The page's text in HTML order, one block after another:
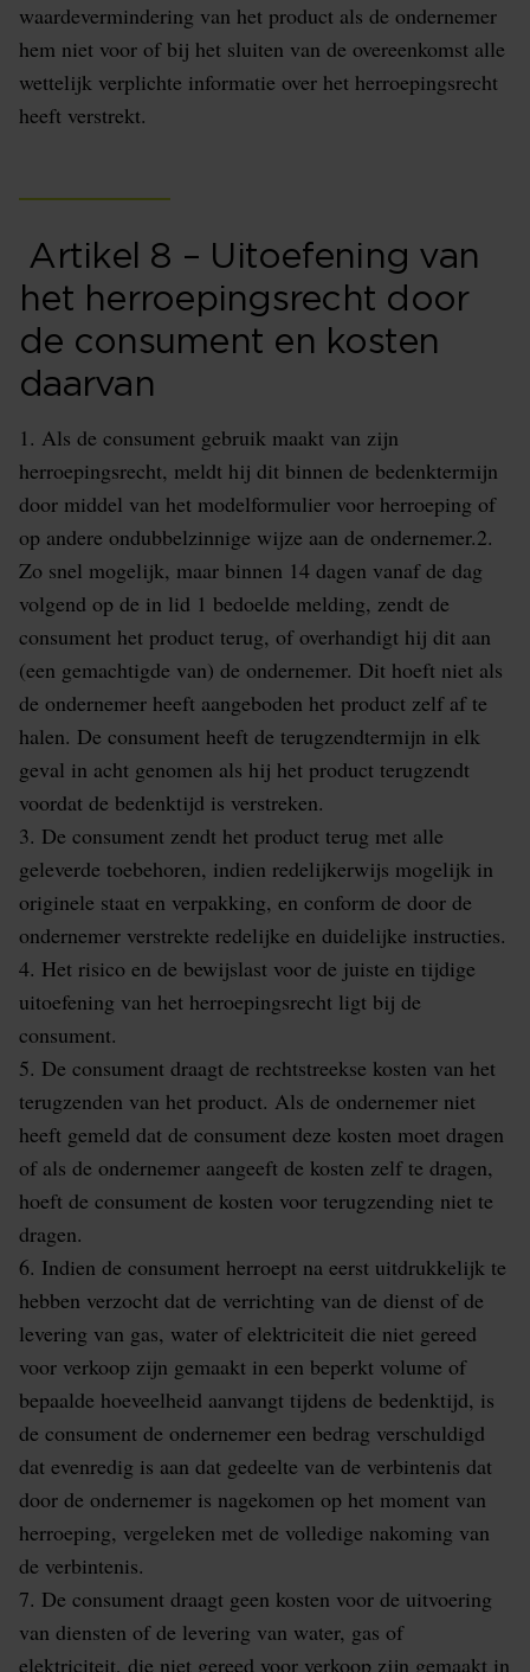
waardevermindering van het product als de ondernemer
hem niet voor of bij het sluiten van de overeenkomst alle
wettelijk verplichte informatie over het herroepingsrecht
heeft verstrekt.
Artikel 8 – Uitoefening van
het herroepingsrecht door
de consument en kosten
daarvan
1. Als de consument gebruik maakt van zijn
herroepingsrecht, meldt hij dit binnen de bedenktermijn
door middel van het modelformulier voor herroeping of
op andere ondubbelzinnige wijze aan de ondernemer.2.
Zo snel mogelijk, maar binnen 14 dagen vanaf de dag
volgend op de in lid 1 bedoelde melding, zendt de
consument het product terug, of overhandigt hij dit aan
(een gemachtigde van) de ondernemer. Dit hoeft niet als
de ondernemer heeft aangeboden het product zelf af te
halen. De consument heeft de terugzendtermijn in elk
geval in acht genomen als hij het product terugzendt
voordat de bedenktijd is verstreken.
3. De consument zendt het product terug met alle
geleverde toebehoren, indien redelijkerwijs mogelijk in
originele staat en verpakking, en conform de door de
ondernemer verstrekte redelijke en duidelijke instructies.
4. Het risico en de bewijslast voor de juiste en tijdige
uitoefening van het herroepingsrecht ligt bij de
consument.
5. De consument draagt de rechtstreekse kosten van het
terugzenden van het product. Als de ondernemer niet
heeft gemeld dat de consument deze kosten moet dragen
of als de ondernemer aangeeft de kosten zelf te dragen,
hoeft de consument de kosten voor terugzending niet te
dragen.
6. Indien de consument herroept na eerst uitdrukkelijk te
hebben verzocht dat de verrichting van de dienst of de
levering van gas, water of elektriciteit die niet gereed
voor verkoop zijn gemaakt in een beperkt volume of
bepaalde hoeveelheid aanvangt tijdens de bedenktijd, is
de consument de ondernemer een bedrag verschuldigd
dat evenredig is aan dat gedeelte van de verbintenis dat
door de ondernemer is nagekomen op het moment van
herroeping, vergeleken met de volledige nakoming van
de verbintenis.
7. De consument draagt geen kosten voor de uitvoering
van diensten of de levering van water, gas of
elektriciteit, die niet gereed voor verkoop zijn gemaakt in